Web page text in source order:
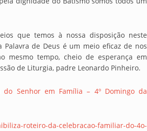
que temos à nossa disposição neste
de Deus é um meio eficaz de nos
mesmo tempo, cheio de esperança em
de Liturgia, padre Leonardo Pinheiro.
do Senhor em Família – 4º Domingo da
roteiro-da-celebracao-familiar-do-4o-